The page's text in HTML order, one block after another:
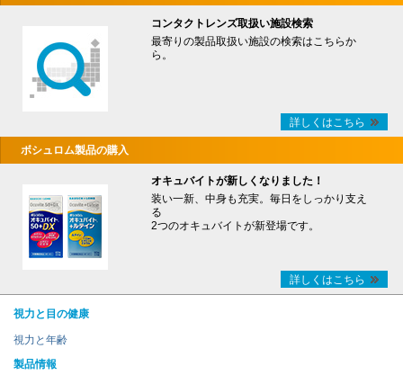
コンタクトレンズ取扱い施設検索
最寄りの製品取扱い施設の検索はこちらか
ら。
詳しくはこちら
ボシュロム製品の購入
オキュバイトが新しくなりました！
装い一新、中身も充実。毎日をしっかり支え
る
2つのオキュバイトが新登場です。
詳しくはこちら
視力と目の健康
視力と年齢
製品情報